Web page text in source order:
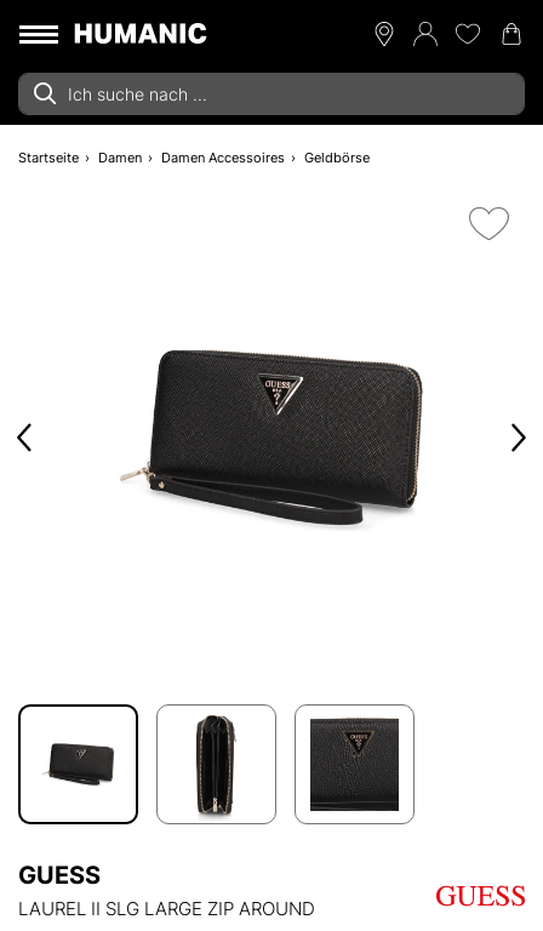
Startseite Damen Damen Accessoires Geldbörse
GUESS
LAUREL II SLG LARGE ZIP AROUND